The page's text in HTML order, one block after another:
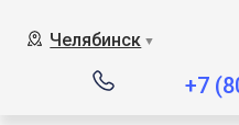
Челябинск ▼
+7